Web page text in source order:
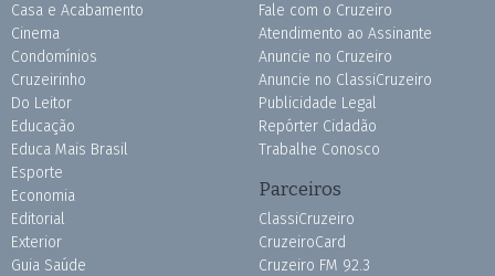
Casa e Acabamento
Cinema
Condomínios
Cruzeirinho
Do Leitor
Educação
Educa Mais Brasil
Esporte
Economia
Editorial
Exterior
Guia Saúde
Fale com o Cruzeiro
Atendimento ao Assinante
Anuncie no Cruzeiro
Anuncie no ClassiCruzeiro
Publicidade Legal
Repórter Cidadão
Trabalhe Conosco
Parceiros
ClassiCruzeiro
CruzeiroCard
Cruzeiro FM 92.3